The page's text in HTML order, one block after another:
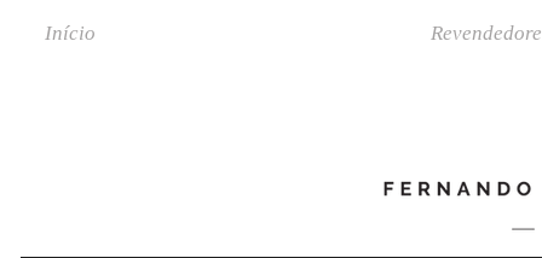
Início